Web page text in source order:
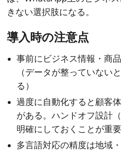
きない選択肢になる。
導入時の注意点
事前にビジネス情報・商
（データが整っていない
る）
過度に自動化すると顧客
がある。ハンドオフ設計
明確にしておくことが重要
多言語対応の精度は地域